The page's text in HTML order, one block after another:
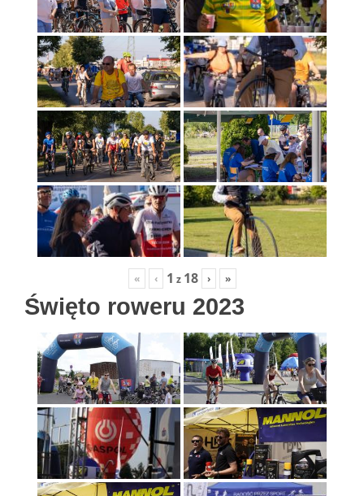
« ‹ 1 z 18 › »
Święto roweru 2023